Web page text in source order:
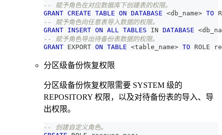
-- 赋予角色在对应数据库下创建表的权限。
GRANT CREATE TABLE ON DATABASE <db_name> TO
-- 赋予角色向任意表导入数据的权限。
GRANT INSERT ON ALL TABLES IN DATABASE <
-- 赋予角色导出待备份表数据的权限。
GRANT EXPORT ON TABLE <table_name> TO ROLE
分区级备份恢复权限
分区级备份恢复权限需要 SYSTEM 级的
REPOSITORY 权限，以及对待备份表的导入、导
出权限。
-- 创建自定义角色。